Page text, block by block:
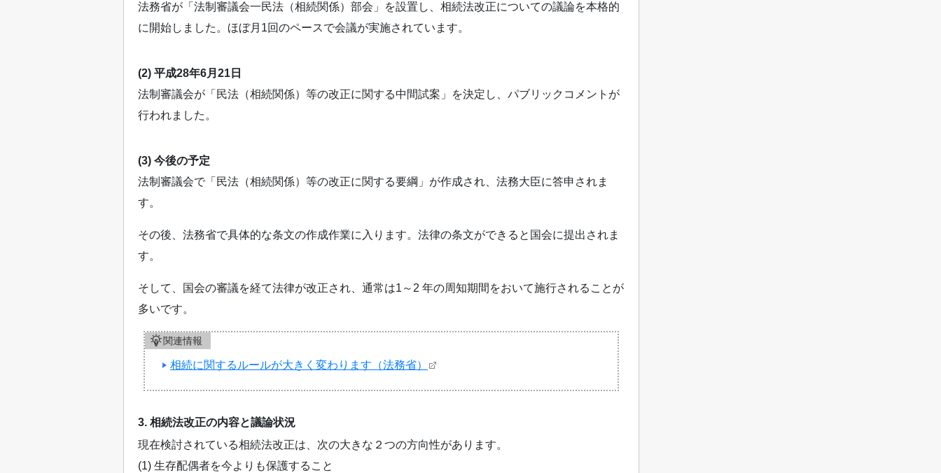
法務省が「法制審議会一民法（相続関係）部会」を設置し、相続法改正についての議論を本格的
に開始しました。ほぼ月1回のペースで会議が実施されています。
(2) 平成28年6月21日
法制審議会が「民法（相続関係）等の改正に関する中間試案」を決定し、パブリックコメントが
行われました。
(3) 今後の予定
法制審議会で「民法（相続関係）等の改正に関する要綱」が作成され、法務大臣に答申されま
す。
その後、法務省で具体的な条文の作成作業に入ります。法律の条文ができると国会に提出されま
す。
そして、国会の審議を経て法律が改正され、通常は1～2 年の周知期間をおいて施行されることが
多いです。
関連情報
相続に関するルールが大きく変わります（法務省）
3. 相続法改正の内容と議論状況
現在検討されている相続法改正は、次の大きな２つの方向性があります。
(1) 生存配偶者を今よりも保護すること